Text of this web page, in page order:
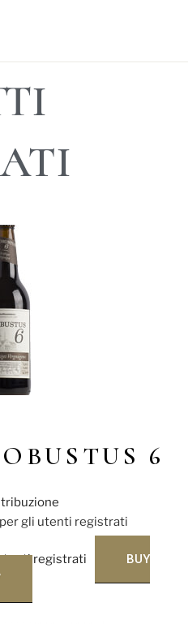
6
gli utenti registrati
registrati
BUY